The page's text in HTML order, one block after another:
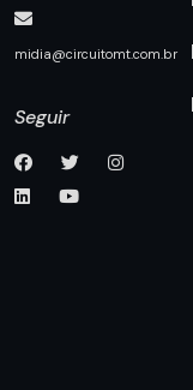
midia@circuitomt.com.br
Seguir